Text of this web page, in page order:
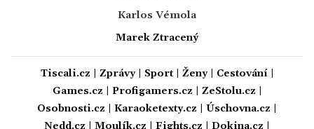
Karlos Vémola
Marek Ztracený
Tiscali.cz Zprávy| Sport| Ženy| Cestování|
Games.cz
Profigamers.cz ZeStolu.cz
Osobnosti.cz
Karaoketexty.cz Úschovna.cz
Nedd.cz
Moulík.cz Fights.cz Dokina.cz